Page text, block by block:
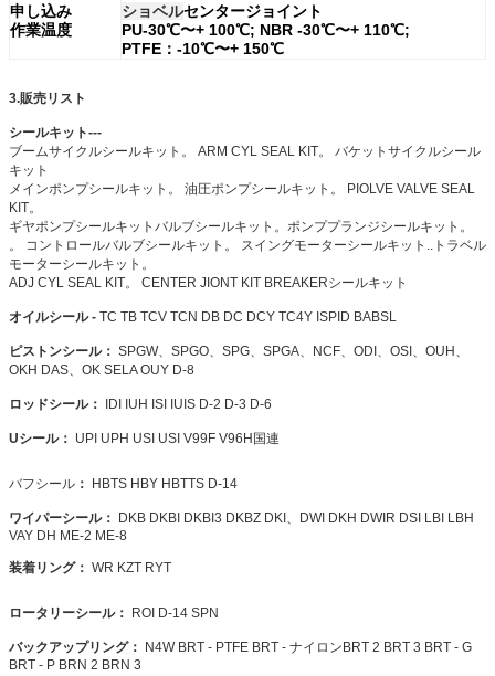
申し込み
作業温度
ショベルセンタージョイント
PU-30℃〜+ 100℃; NBR -30℃〜+ 110℃;
PTFE：-10℃〜+ 150℃
3.販売リスト
シールキット---
ブームサイクルシールキット。 ARM CYL SEAL KIT。 バケットサイクルシール
キット
メインポンプシールキット。 油圧ポンプシールキット。 PIOLVE VALVE SEAL
KIT。
ギヤポンプシールキットバルブシールキット。ポンププランジシールキット。
。
コントロールバルブシールキット。 スイングモーターシールキット..トラベル
モーターシールキット。
ADJ CYL SEAL KIT。
CENTER JIONT KIT BREAKERシールキット
オイルシール - TC TB TCV TCN DB DC DCY TC4Y ISPID BABSL
ピストンシール： SPGW、SPGO、SPG、SPGA、NCF、ODI、OSI、OUH、
OKH DAS、OK SELA OUY D-8
ロッドシール： IDI IUH ISI IUIS D-2 D-3 D-6
Uシール： UPI UPH USI USI V99F V96H国連
バフシール ： HBTS HBY HBTTS D-14
ワイパーシール： DKB DKBI DKBI3 DKBZ DKI、DWI DKH DWIR DSI LBI LBH
VAY DH ME-2 ME-8
装着リング： WR KZT RYT
ロータリーシール： ROI D-14 SPN
バックアップリング： N4W BRT - PTFE BRT - ナイロンBRT 2 BRT 3 BRT - G
BRT - P BRN 2 BRN 3